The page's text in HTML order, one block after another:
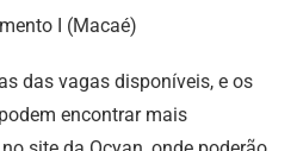
I (Macaé)
das vagas disponíveis, e os
encontrar mais